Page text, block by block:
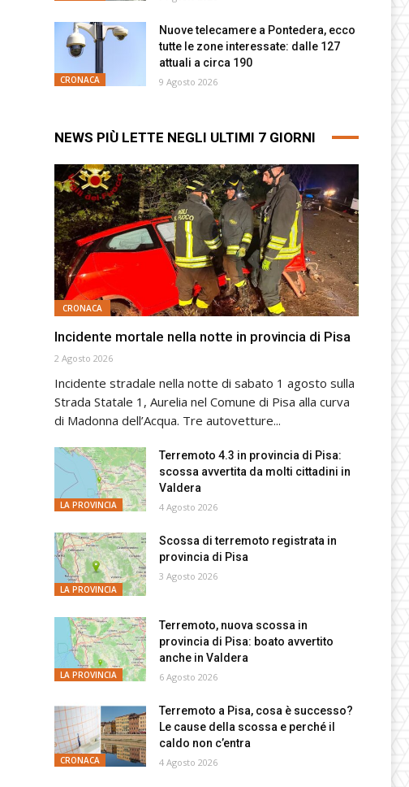
CRONACA
Nuove telecamere a Pontedera, ecco
tutte le zone interessate: dalle 127
attuali a circa 190
9 Agosto 2026
NEWS PIÙ LETTE NEGLI ULTIMI 7 GIORNI
CRONACA
Incidente mortale nella notte in provincia di Pisa
2 Agosto 2026
Incidente stradale nella notte di sabato 1 agosto sulla
Strada Statale 1, Aurelia nel Comune di Pisa alla curva
di Madonna dell’Acqua. Tre autovetture...
LA PROVINCIA
Terremoto 4.3 in provincia di Pisa:
scossa avvertita da molti cittadini in
Valdera
4 Agosto 2026
LA PROVINCIA
Scossa di terremoto registrata in
provincia di Pisa
3 Agosto 2026
LA PROVINCIA
Terremoto, nuova scossa in
provincia di Pisa: boato avvertito
anche in Valdera
6 Agosto 2026
CRONACA
Terremoto a Pisa, cosa è successo?
Le cause della scossa e perché il
caldo non c’entra
4 Agosto 2026